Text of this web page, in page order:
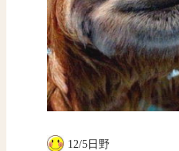
12/5日野